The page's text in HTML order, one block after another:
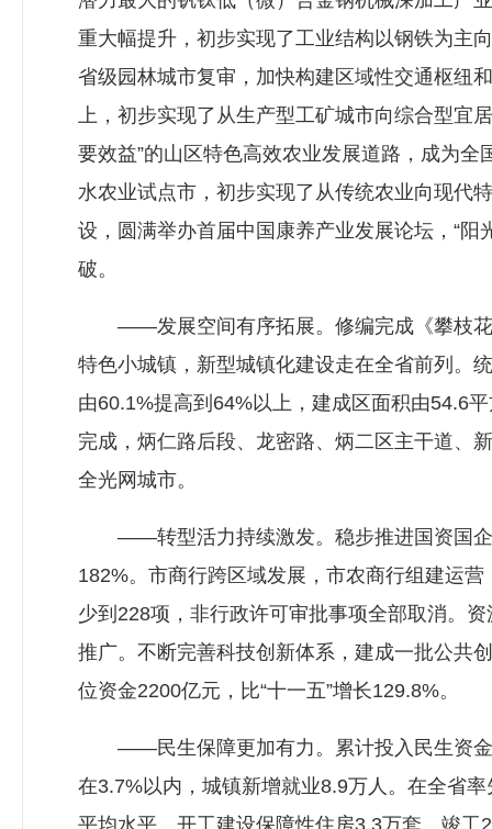
重大幅提升，初步实现了工业结构以钢铁为主
省级园林城市复审，加快构建区域性交通枢纽
上，初步实现了从生产型工矿城市向综合型宜
要效益”的山区特色高效农业发展道路，成为
水农业试点市，初步实现了从传统农业向现代
设，圆满举办首届中国康养产业发展论坛，“
破。
——发展空间有序拓展。修编完成《攀枝花
特色小城镇，新型城镇化建设走在全省前列。
由60.1%提高到64%以上，建成区面积由54.6
完成，炳仁路后段、龙密路、炳二区主干道、
全光网城市。
——转型活力持续激发。稳步推进国资国企
182%。市商行跨区域发展，市农商行组建运
少到228项，非行政许可审批事项全部取消。
推广。不断完善科技创新体系，建成一批公共
位资金2200亿元，比“十一五”增长129.8%。
——民生保障更加有力。累计投入民生资金
在3.7%以内，城镇新增就业8.9万人。在全省
平均水平。开工建设保障性住房3.3万套、竣